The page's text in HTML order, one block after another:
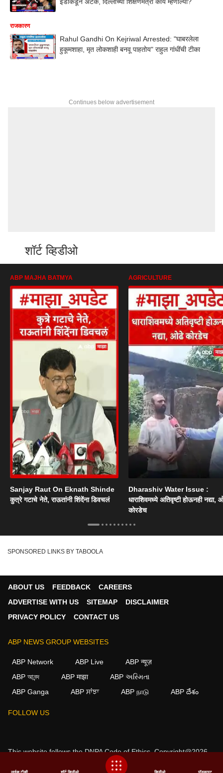
राजकारण
Rahul Gandhi On Kejriwal Arrested: "घाबरलेला
हुकूमशाहा, मृत लोकशाही बनवू पाहतोय" राहुल गांधींची टीका
Continues below advertisement
शॉर्ट व्हिडीओ
ABP MAJHA BATMYA
Sanjay Raut On Eknath Shinde
कुत्रे गटाचे नेते, राऊतांनी शिंदेंना डिवचलं
AGRICULTURE
Dharashiv Water Issue :
धाराशिवमध्ये अतिवृष्टी होऊनही नद्या,
कोरडेच
SPONSORED LINKS BY TABOOLA
ABOUT US FEEDBACK
CAREERS
ADVERTISE WITH US
SITEMAP
DISCLAIMER
PRIVACY POLICY
CONTACT US
ABP NEWS GROUP WEBSITES
ABP Network ABP Live
ABP न्यूज़
ABP আনন্দ
ABP माझा
ABP અસ્મિતા
ABP Ganga
ABP ਸਾਂਝਾ ABP நாடு ABP దేశం
FOLLOW US
This website follows theDNPA Code of Ethics.Copyright@2026.